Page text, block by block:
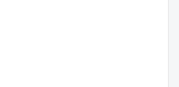
管理事業、工事事業、ＰＭ事業等の
を続ける企業です。
もと、働きやすさ、教育研修、働き
に力を入れ、5年連続で健康経営優
ております。
件もあり、事業拡大を予定しており
8割程度と高く、定着率も高水準
となりますが、オフィスの内装が
ますので夜間対応の可能性有。フ
ます。